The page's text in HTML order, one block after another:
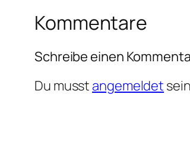
Kommentare
Schreibe einen
Du musst angemeldet